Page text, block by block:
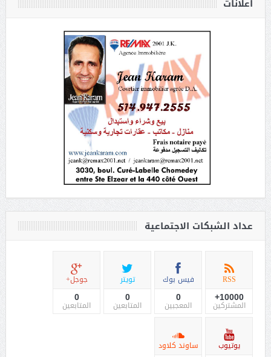
أعلانات
عداد الشبكات الاجتماعية
RSS
10000+
المشتركين
فيس بوك
0
المعجبين
تويتر
0
المتابعين
جوجل+
0
المتابعين
يوتيوب ساوند كلاود